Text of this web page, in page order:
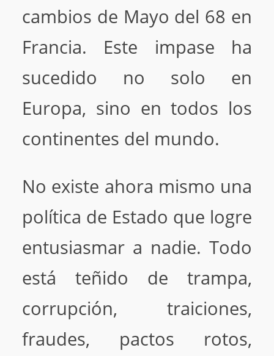
cambios de Mayo del 68 en
Francia. Este impase ha
sucedido no solo en
Europa, sino en todos los
continentes del mundo.
No existe ahora mismo una
política de Estado que logre
entusiasmar a nadie. Todo
está teñido de trampa,
corrupción, traiciones,
fraudes, pactos rotos,